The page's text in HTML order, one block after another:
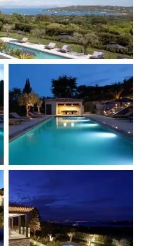
proposés n'est
selon la saison, la
Au sein de notre
personnel
sur mesure, selon
et votre inspiration.